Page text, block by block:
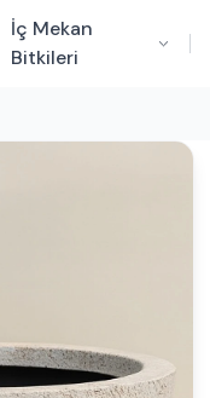
İç Mekan
Bitkileri